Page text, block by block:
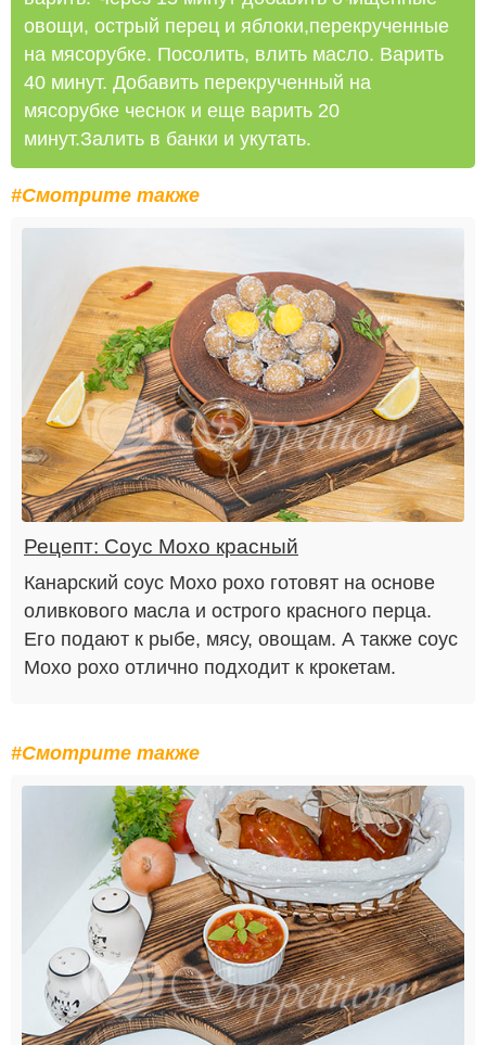
овощи, острый перец и яблоки,перекрученные
на мясорубке. Посолить, влить масло. Варить
40 минут. Добавить перекрученный на
мясорубке чеснок и еще варить 20
минут.Залить в банки и укутать.
#Смотрите также
Рецепт: Соус Мохо красный
Канарский соус Мохо рохо готовят на основе
оливкового масла и острого красного перца.
Его подают к рыбе, мясу, овощам. А также соус
Мохо рохо отлично подходит к крокетам.
#Смотрите также